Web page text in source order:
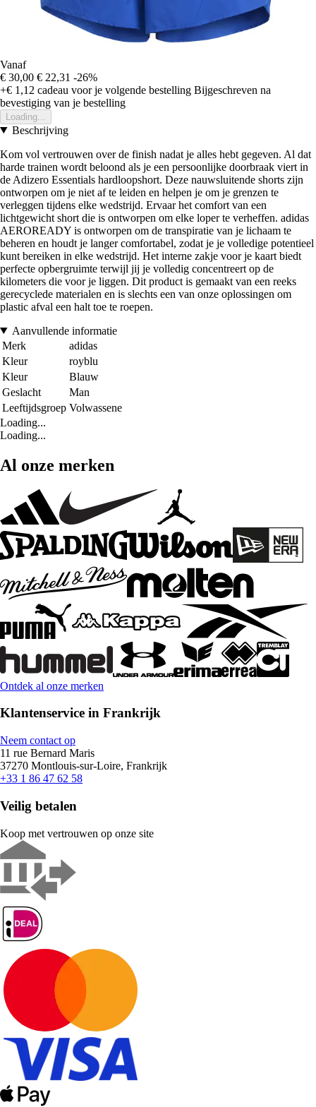
Vanaf
€ 30,00 € 22,31 -26%
+€ 1,12 cadeau voor je volgende bestelling Bijgeschreven na
bevestiging van je bestelling
Loading...
Beschrijving
Kom vol vertrouwen over de finish nadat je alles hebt gegeven. Al dat
harde trainen wordt beloond als je een persoonlijke doorbraak viert in
de Adizero Essentials hardloopshort. Deze nauwsluitende shorts zijn
ontworpen om je niet af te leiden en helpen je om je grenzen te
verleggen tijdens elke wedstrijd. Ervaar het comfort van een
lichtgewicht short die is ontworpen om elke loper te verheffen. adidas
AEROREADY is ontworpen om de transpiratie van je lichaam te
beheren en houdt je langer comfortabel, zodat je je volledige potentieel
kunt bereiken in elke wedstrijd. Het interne zakje voor je kaart biedt
perfecte opbergruimte terwijl jij je volledig concentreert op de
kilometers die voor je liggen. Dit product is gemaakt van een reeks
gerecyclede materialen en is slechts een van onze oplossingen om
plastic afval een halt toe te roepen.
Aanvullende informatie
Merk
adidas
Kleur
royblu
Kleur
Blauw
Geslacht
Man
Leeftijdsgroep Volwassene
Loading...
Loading...
Al onze merken
Ontdek al onze merken
Klantenservice in Frankrijk
Neem contact op
11 rue Bernard Maris
37270 Montlouis-sur-Loire, Frankrijk
+33 1 86 47 62 58
Veilig betalen
Koop met vertrouwen op onze site